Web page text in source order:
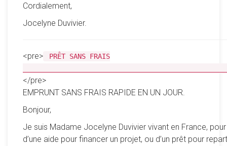
Cordialement,
Jocelyne Duvivier.
<pre>
PRÊT SANS FRAIS
</pre>
EMPRUNT SANS FRAIS RAPIDE EN UN JOUR.
Bonjour,
Je suis Madame Jocelyne Duvivier vivant en France,
d’une aide pour financer un projet, ou d’un prêt pour